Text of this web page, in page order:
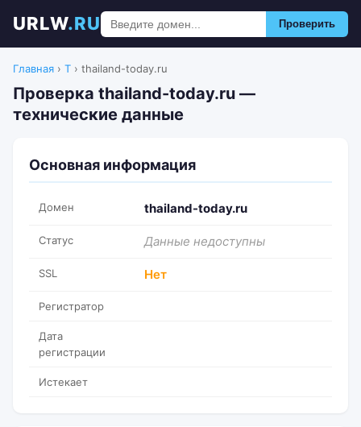
URLW.RU Проверить
Главная › T › thailand-today.ru
Проверка thailand-today.ru —
технические данные
Основная информация
Домен thailand-today.ru
Статус Данные недоступны
SSL Нет
Регистратор
Дата
регистрации
Истекает